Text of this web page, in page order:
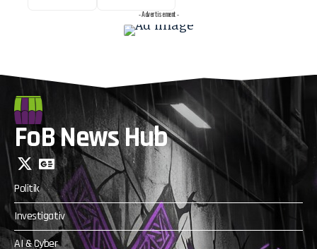
- Advertisement -
FoB News Hub
Politik
Investigativ
AI & Cyber